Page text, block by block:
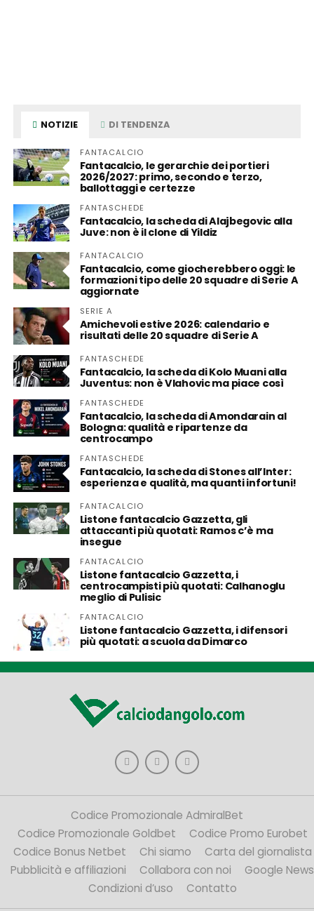
NOTIZIE DI TENDENZA
FANTACALCIO
Fantacalcio, le gerarchie dei portieri
2026/2027: primo, secondo e terzo,
ballottaggi e certezze
FANTASCHEDE
Fantacalcio, la scheda di Alajbegovic alla
Juve: non è il clone di Yildiz
FANTACALCIO
Fantacalcio, come giocherebbero oggi: le
formazioni tipo delle 20 squadre di Serie A
aggiornate
SERIE A
Amichevoli estive 2026: calendario e
risultati delle 20 squadre di Serie A
FANTASCHEDE
Fantacalcio, la scheda di Kolo Muani alla
Juventus: non è Vlahovic ma piace così
FANTASCHEDE
Fantacalcio, la scheda di Amondarain al
Bologna: qualità e ripartenze da
centrocampo
FANTASCHEDE
Fantacalcio, la scheda di Stones all’Inter:
esperienza e qualità, ma quanti infortuni!
FANTACALCIO
Listone fantacalcio Gazzetta, gli
attaccanti più quotati: Ramos c’è ma
insegue
FANTACALCIO
Listone fantacalcio Gazzetta, i
centrocampisti più quotati: Calhanoglu
meglio di Pulisic
FANTACALCIO
Listone fantacalcio Gazzetta, i difensori
più quotati: a scuola da Dimarco
Codice Promozionale AdmiralBet
Codice Promozionale Goldbet
Codice Promo Eurobet
Codice Bonus Netbet
Chi siamo
Carta del giornalista
Pubblicità e affiliazioni
Collabora con noi
Google News
Condizioni d’uso
Contatto